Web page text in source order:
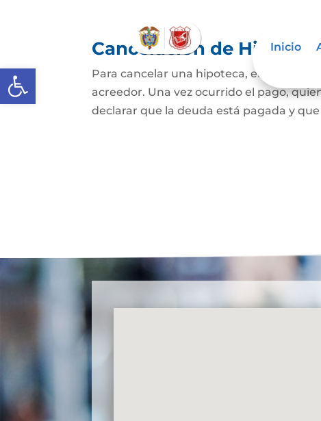
Abrir barra de herramientas
Inicio
Cancelación de
Para cancelar una hipoteca, el dueño
acreedor. Una vez ocurrido el pago,
declarar que la deuda está pagada y